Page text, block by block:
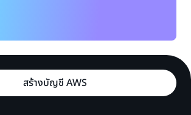
สร้างบัญชี AWS